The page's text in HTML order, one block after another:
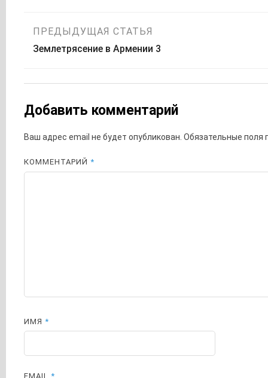
Навигация
записям
ПРЕДЫДУЩАЯ СТАТЬЯ
Землетрясение в Армении 3
Добавить комментарий
Ваш адрес email не будет опубликован. Обязательные поля
КОММЕНТАРИЙ *
ИМЯ *
EMAIL *